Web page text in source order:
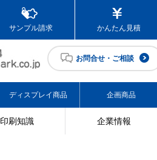
サンプル請求 かんたん見積
お問合せ・ご相談
印刷知識 企業情報
ディスプレイ商品 企画商品